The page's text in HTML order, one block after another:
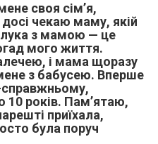
своя сім’я,
чекаю маму, якій
з мамою — це
мого життя.
і мама щоразу
з бабусею. Вперше
10 років. Пам’ятаю,
приїхала,
була поруч